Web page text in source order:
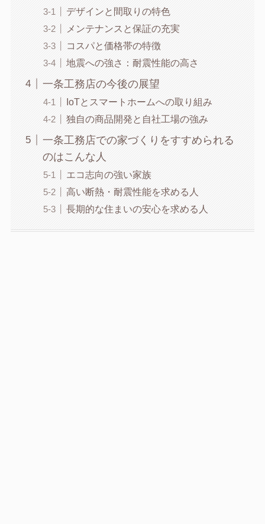
デザインと間取りの特色
メンテナンスと保証の充実
コスパと価格帯の特徴
地震への強さ：耐震性能の高さ
一条工務店の今後の展望
IoTとスマートホームへの取り組み
独自の商品開発と自社工場の強み
一条工務店での家づくりをすすめられる
のはこんな人
エコ志向の強い家族
高い断熱・耐震性能を求める人
長期的な住まいの安心を求める人